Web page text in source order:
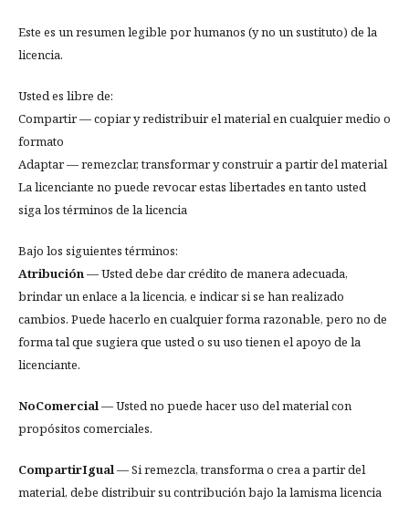
Este es un resumen legible por humanos (y no un sustituto) de la
licencia.
Usted es libre de:
Compartir — copiar y redistribuir el material en cualquier medio o
formato
Adaptar — remezclar, transformar y construir a partir del material
La licenciante no puede revocar estas libertades en tanto usted
siga los términos de la licencia
Bajo los siguientes términos:
Atribución— Usted debe dar crédito de manera adecuada,
brindar un enlace a la licencia, e indicar si se han realizado
cambios. Puede hacerlo en cualquier forma razonable, pero no de
forma tal que sugiera que usted o su uso tienen el apoyo de la
licenciante.
NoComercial— Usted no puede hacer uso del material con
propósitos comerciales.
CompartirIgual— Si remezcla, transforma o crea a partir del
material, debe distribuir su contribución bajo la lamisma licencia